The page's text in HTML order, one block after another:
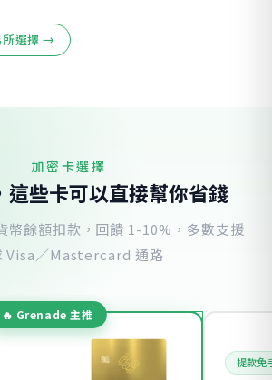
所選擇 →
加密卡選擇
這些卡可以直接幫你省錢
幣餘額扣款，回饋 1-10%，多數支援
Visa／Mastercard 通路
提款免